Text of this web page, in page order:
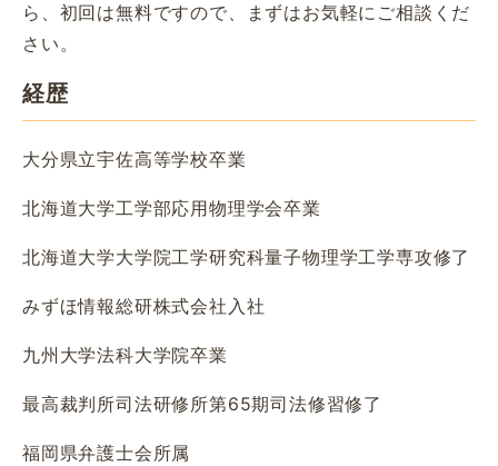
ら、初回は無料ですので、まずはお気軽にご相談くだ
さい。
経歴
大分県立宇佐高等学校卒業
北海道大学工学部応用物理学会卒業
北海道大学大学院工学研究科量子物理学工学専攻修了
みずほ情報総研株式会社入社
九州大学法科大学院卒業
最高裁判所司法研修所第65期司法修習修了
福岡県弁護士会所属